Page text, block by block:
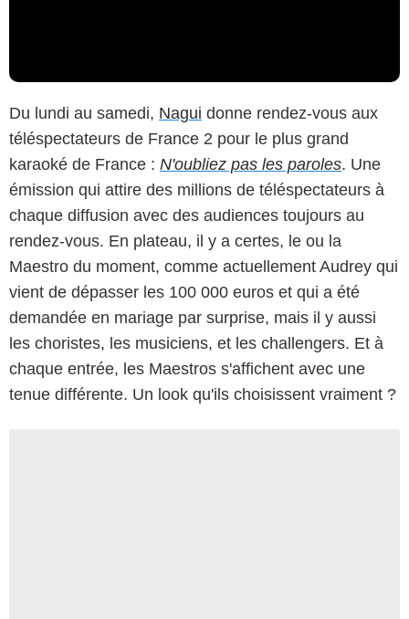
Du lundi au samedi, Nagui donne rendez-vous aux
téléspectateurs de France 2 pour le plus grand
karaoké de France : N'oubliez pas les paroles. Une
émission qui attire des millions de téléspectateurs à
chaque diffusion avec des audiences toujours au
rendez-vous. En plateau, il y a certes, le ou la
Maestro du moment, comme actuellement Audrey qui
vient de dépasser les 100 000 euros et qui a été
demandée en mariage par surprise, mais il y aussi
les choristes, les musiciens, et les challengers. Et à
chaque entrée, les Maestros s'affichent avec une
tenue différente. Un look qu'ils choisissent vraiment ?